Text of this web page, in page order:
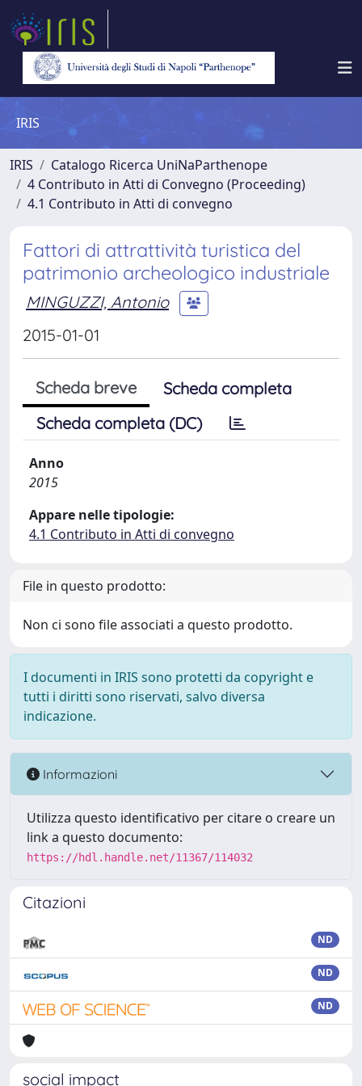
IRIS
IRIS
Catalogo Ricerca UniNaParthenope
4 Contributo in Atti di Convegno (Proceeding)
4.1 Contributo in Atti di convegno
Fattori di attrattività turistica del
patrimonio archeologico industriale
MINGUZZI, Antonio
2015-01-01
Scheda breve
Scheda completa
Scheda completa (DC)
Anno
2015
Appare nelle tipologie:
4.1 Contributo in Atti di convegno
File in questo prodotto:
Non ci sono file associati a questo prodotto.
I documenti in IRIS sono protetti da copyright e
tutti i diritti sono riservati, salvo diversa
indicazione.
Informazioni
Utilizza questo identificativo per citare o creare un
link a questo documento:
https://hdl.handle.net/11367/114032
Citazioni
ND
ND
ND
social impact